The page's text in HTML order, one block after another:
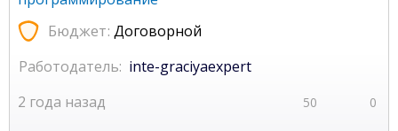
Бюджет: Договорной
50 0
2 года назад
Работодатель: inte-graciyaexpert